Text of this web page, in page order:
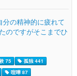
の精神的に疲れて
のですがそこまでひ
75
孤独 441
喧嘩 87